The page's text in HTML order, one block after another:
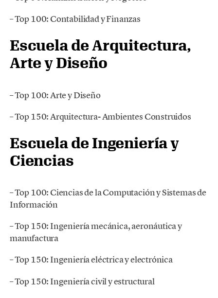
– Top 100: Contabilidad y Finanzas
Escuela de Arquitectura,
Arte y Diseño
– Top 100: Arte y Diseño
– Top 150: Arquitectura- Ambientes Construidos
Escuela de Ingeniería y
Ciencias
– Top 100: Ciencias de la Computación y Sistemas de
Información
– Top 150: Ingeniería mecánica, aeronáutica y
manufactura
– Top 150: Ingeniería eléctrica y electrónica
– Top 150: Ingeniería civil y estructural